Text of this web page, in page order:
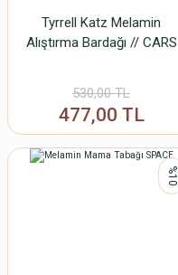
Tyrrell Katz Melamin
Alıştırma Bardağı // CARS
530,00 TL
477,00 TL
%10